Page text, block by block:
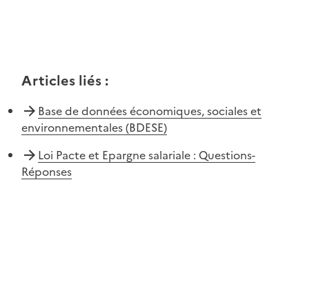
Articles liés:
Base de données économiques, sociales et
environnementales (BDESE)
Loi Pacte et Epargne salariale : Questions-
Réponses